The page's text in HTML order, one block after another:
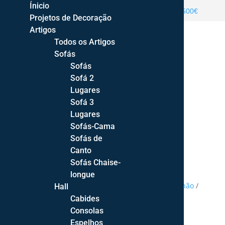
ENTREGA GRATUITA PORTUGAL CONTINENTAL >500€
Zona de descanso Lusocolchão/
Colchão Dubai
Ínicio
Projetos de Decoração
Artigos
Todos os Artigos
Sofás
Sofás
Sofá 2
Lugares
Sofá 3
Lugares
Sofás-Cama
Sofás de
Canto
Sofás Chaise-
longue
Hall
Cabides
Consolas
Espelhos